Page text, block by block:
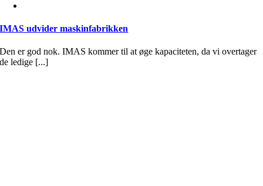
IMAS udvider maskinfabrikken
Den er god nok. IMAS kommer til at øge kapaciteten, da vi overtager
de ledige [...]